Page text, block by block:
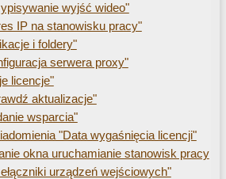
wyjść wideo"
IP na stanowisku pracy"
i foldery"
serwera proxy"
licencje"
aktualizacje"
wsparcia"
"Data wygaśnięcia licencji"
okna uruchamianie stanowisk pracy
urządzeń wejściowych"